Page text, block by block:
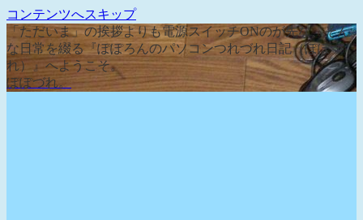
コンテンツへスキップ
「ただいま」の挨拶よりも電源スイッチONのが先な、そん
な日常を綴る『ぽぽろんのパソコンつれづれ日記（ぽぽづ
れ）』へようこそ。
ぽぽづれ。